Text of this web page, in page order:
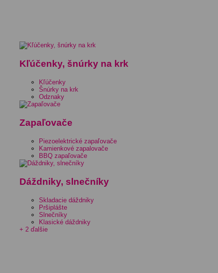
Kľúčenky, šnúrky na krk
Kľúčenky
Šnúrky na krk
Odznaky
Zapaľovače
Piezoelektrické zapaľovače
Kamienkové zapalovače
BBQ zapaľovače
Dáždniky, slnečníky
Skladacie dáždniky
Pršiplášte
Slnečníky
Klasické dáždniky
+ 2 ďalšie